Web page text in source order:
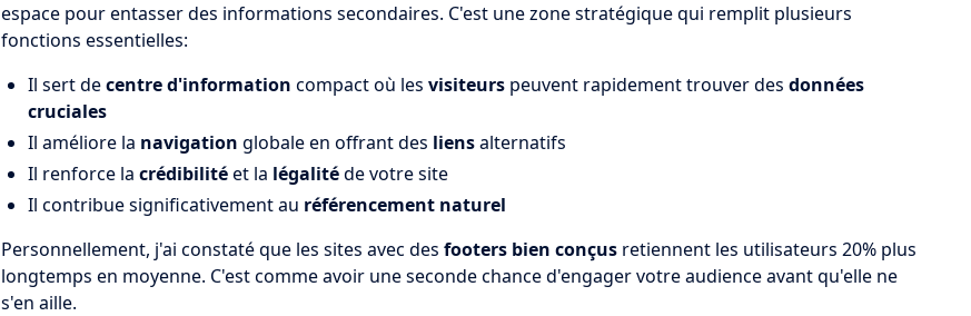
espace pour entasser des informations secondaires. C'est une zone stratégique qui remplit plusieurs
fonctions essentielles:
Il sert decentre d'information compact où les visiteurs peuvent rapidement trouver des données
cruciales
Il améliore la navigation globale en offrant des liensalternatifs
Il renforce la crédibilitéet la légalitéde votre site
Il contribue significativement au référencement naturel
Personnellement, j'ai constaté que les sites avec des footers bien conçus retiennent les utilisateurs 20% plus
longtemps en moyenne. C'est comme avoir une seconde chance d'engager votre audience avant qu'elle ne
s'en aille.